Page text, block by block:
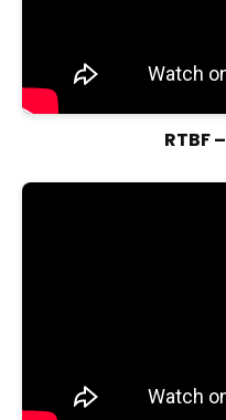
RTBF